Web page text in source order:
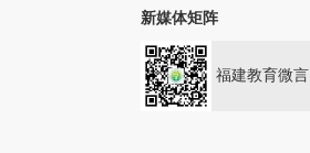
新媒体矩阵
福建教育微言